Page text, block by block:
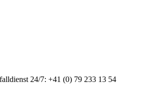
24/7: +41 (0) 79 233 13 54